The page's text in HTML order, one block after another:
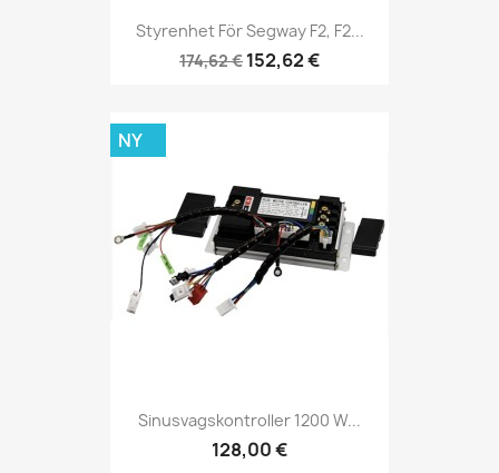
Styrenhet För Segway F2, F2...
174,62 € 152,62 €
Sinusvagskontroller 1200 W...
128,00 €
NY